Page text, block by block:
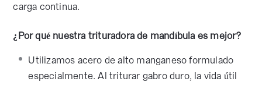
carga continua.
¿Por qué nuestra trituradora de mandíbula es mejor?
Utilizamos acero de alto manganeso formulado
especialmente. Al triturar gabro duro, la vida útil